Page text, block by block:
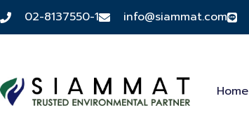
02-8137550-1 info@siammat.com
Home